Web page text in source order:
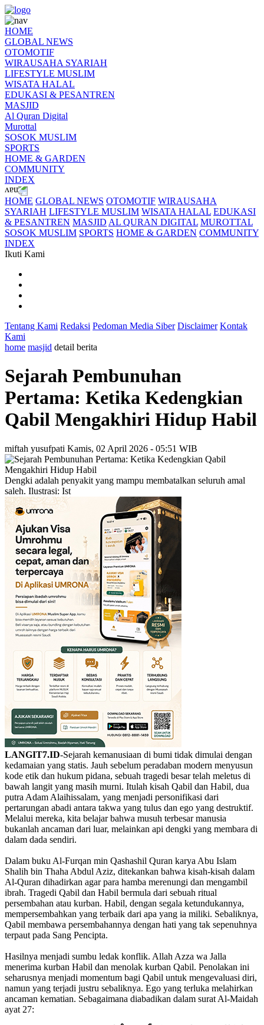
HOME
GLOBAL NEWS
OTOMOTIF
WIRAUSAHA SYARIAH
LIFESTYLE MUSLIM
WISATA HALAL
EDUKASI & PESANTREN
MASJID
Al Quran Digital
Murottal
SOSOK MUSLIM
SPORTS
HOME & GARDEN
COMMUNITY
INDEX
HOME GLOBAL NEWS OTOMOTIF WIRAUSAHA
SYARIAH LIFESTYLE MUSLIM WISATA HALAL EDUKASI
& PESANTREN MASJID AL QURAN DIGITAL MUROTTAL
SOSOK MUSLIM SPORTS HOME & GARDEN COMMUNITY
INDEX
Ikuti Kami
Tentang Kami Redaksi Pedoman Media Siber Disclaimer Kontak
Kami
home masjid detail berita
Sejarah Pembunuhan
Pertama: Ketika Kedengkian
Qabil Mengakhiri Hidup Habil
miftah yusufpati Kamis, 02 April 2026 - 05:51 WIB
Dengki adalah penyakit yang mampu membatalkan seluruh amal
saleh. Ilustrasi: Ist
LANGIT7.ID-Sejarah kemanusiaan di bumi tidak dimulai dengan
kedamaian yang statis. Jauh sebelum peradaban modern menyusun
kode etik dan hukum pidana, sebuah tragedi besar telah meletus di
bawah langit yang masih murni. Itulah kisah Qabil dan Habil, dua
putra Adam Alaihissalam, yang menjadi personifikasi dari
pertarungan abadi antara takwa yang tulus dan ego yang destruktif.
Melalui mereka, kita belajar bahwa musuh terbesar manusia
bukanlah ancaman dari luar, melainkan api dengki yang membara di
dalam dada sendiri.
Dalam buku Al-Furqan min Qashashil Quran karya Abu Islam
Shalih bin Thaha Abdul Aziz, ditekankan bahwa kisah-kisah dalam
Al-Quran dihadirkan agar para hamba merenungi dan mengambil
ibrah. Tragedi Qabil dan Habil bermula dari sebuah ritual
persembahan atau kurban. Habil, dengan segala ketundukannya,
mempersembahkan yang terbaik dari apa yang ia miliki. Sebaliknya,
Qabil membawa persembahannya dengan hati yang tak sepenuhnya
terpaut pada Sang Pencipta.
Hasilnya menjadi sumbu ledak konflik. Allah Azza wa Jalla
menerima kurban Habil dan menolak kurban Qabil. Penolakan ini
seharusnya menjadi momentum bagi Qabil untuk mengevaluasi diri,
namun yang terjadi justru sebaliknya. Ego yang terluka melahirkan
ancaman kematian. Sebagaimana diabadikan dalam surat Al-Maidah
ayat 27: